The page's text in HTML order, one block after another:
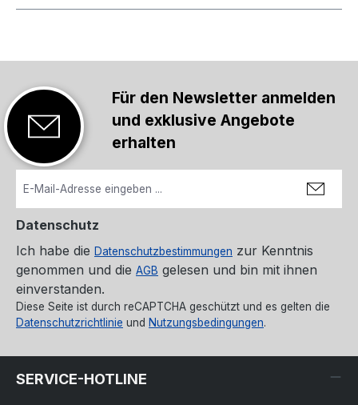
Für den Newsletter anmelden
und exklusive Angebote
erhalten
Datenschutz
Ich habe die Datenschutzbestimmungen zur Kenntnis
genommen und die AGB gelesen und bin mit ihnen
einverstanden.
Diese Seite ist durch reCAPTCHA geschützt und es gelten die
Datenschutzrichtlinie und Nutzungsbedingungen.
SERVICE-HOTLINE